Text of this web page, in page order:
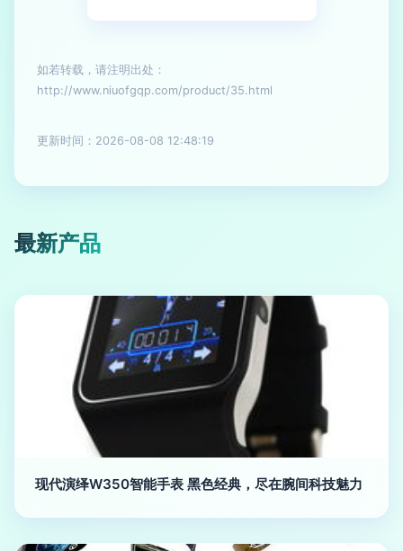
如若转载，请注明出处：
http://www.niuofgqp.com/product/35.html
更新时间：2026-08-08 12:48:19
最新产品
现代演绎W350智能手表 黑色经典，尽在腕间科技魅力